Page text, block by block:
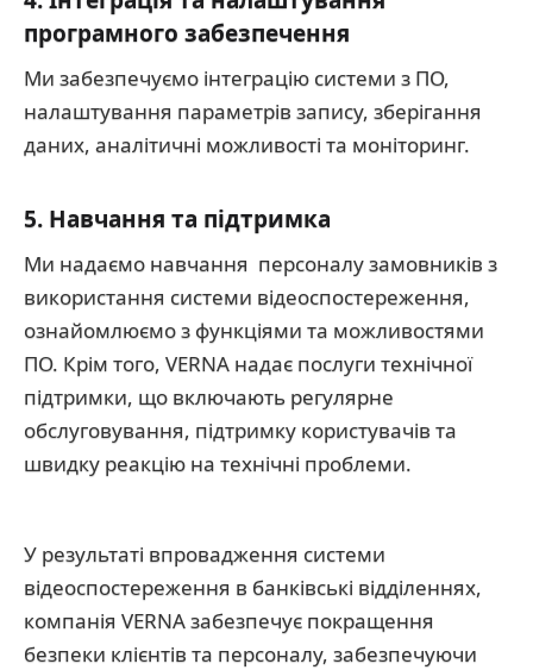
програмного забезпечення
Ми забезпечуємо інтеграцію системи з ПО,
налаштування параметрів запису, зберігання
даних, аналітичні можливості та моніторинг.
5. Навчання та підтримка
Ми надаємо навчання персоналу замовників з
використання системи відеоспостереження,
ознайомлюємо з функціями та можливостями
ПО. Крім того, VERNA надає послуги технічної
підтримки, що включають регулярне
обслуговування, підтримку користувачів та
швидку реакцію на технічні проблеми.
У результаті впровадження системи
відеоспостереження в банківські відділеннях,
компанія VERNA забезпечує покращення
безпеки клієнтів та персоналу, забезпечуючи